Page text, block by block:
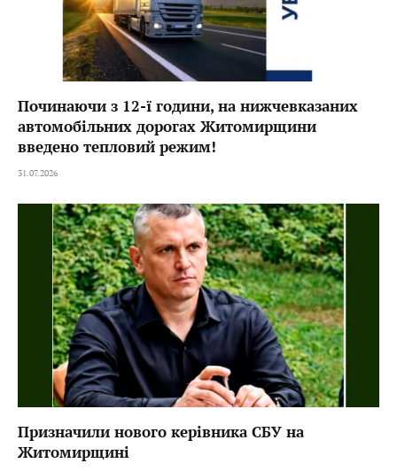
Починаючи з 12-ї години, на нижчевказаних
автомобільних дорогах Житомирщини
введено тепловий режим!
31.07.2026
Призначили нового керівника СБУ на
Житомирщині